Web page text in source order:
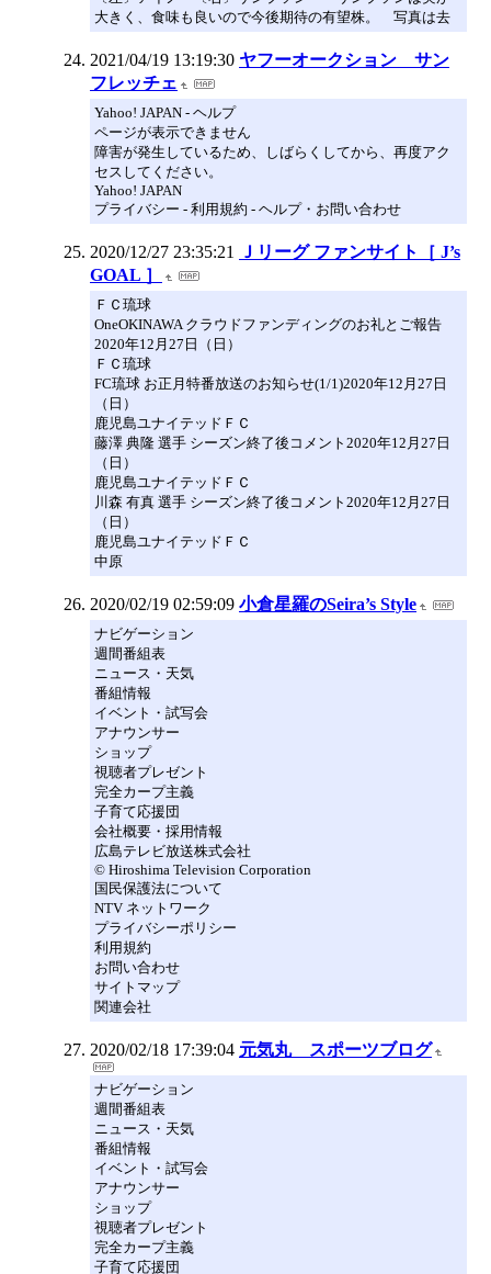
大きく、食味も良いので今後期待の有望株。 写真は去
2021/04/19 13:19:30 ヤフーオークション サン
フレッチェ
Yahoo! JAPAN - ヘルプ
ページが表示できません
障害が発生しているため、しばらくしてから、再度アク
セスしてください。
Yahoo! JAPAN
プライバシー - 利用規約 - ヘルプ・お問い合わせ
2020/12/27 23:35:21
Ｊリーグ ファンサイト［ J’s
GOAL ］
ＦＣ琉球
OneOKINAWA クラウドファンディングのお礼とご報告
2020年12月27日（日）
ＦＣ琉球
FC琉球 お正月特番放送のお知らせ(1/1)2020年12月27日
（日）
鹿児島ユナイテッドＦＣ
藤澤 典隆 選手 シーズン終了後コメント2020年12月27日
（日）
鹿児島ユナイテッドＦＣ
川森 有真 選手 シーズン終了後コメント2020年12月27日
（日）
鹿児島ユナイテッドＦＣ
中原
2020/02/19 02:59:09 小倉星羅のSeira’s Style
ナビゲーション
週間番組表
ニュース・天気
番組情報
イベント・試写会
アナウンサー
ショップ
視聴者プレゼント
完全カープ主義
子育て応援団
会社概要・採用情報
広島テレビ放送株式会社
© Hiroshima Television Corporation
国民保護法について
NTV ネットワーク
プライバシーポリシー
利用規約
お問い合わせ
サイトマップ
関連会社
2020/02/18 17:39:04 元気丸 スポーツブログ
ナビゲーション
週間番組表
ニュース・天気
番組情報
イベント・試写会
アナウンサー
ショップ
視聴者プレゼント
完全カープ主義
子育て応援団